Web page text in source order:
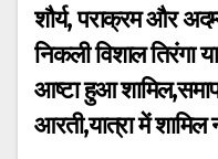
शौर्य, पराक्रम और
निकली विशाल तिरंगा
आष्टा हुआ
आरती,यात्रा में शामिल